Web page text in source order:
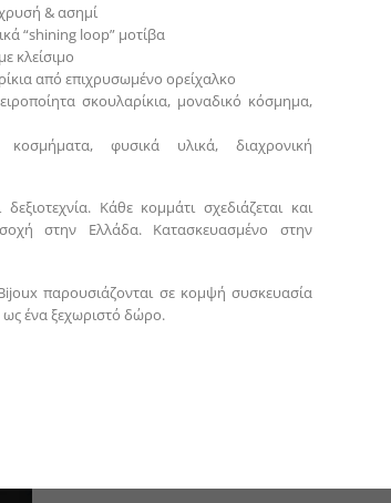
& ασημί
“shining loop” μοτίβα
κλείσιμο
από επιχρυσωμένο ορείχαλκο
σκουλαρίκια, μοναδικό κόσμημα,
κοσμήματα, φυσικά υλικά, διαχρονική
Κάθε κομμάτι σχεδιάζεται και
στην Ελλάδα. Κατασκευασμένο στην
παρουσιάζονται σε κομψή συσκευασία
ένα ξεχωριστό δώρο.